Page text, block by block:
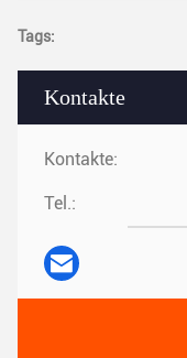
Kontakte
Kontakte:
Tel.:
Tags: